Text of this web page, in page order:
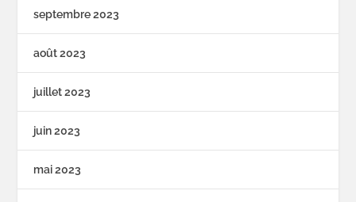
septembre 2023
août 2023
juillet 2023
juin 2023
mai 2023